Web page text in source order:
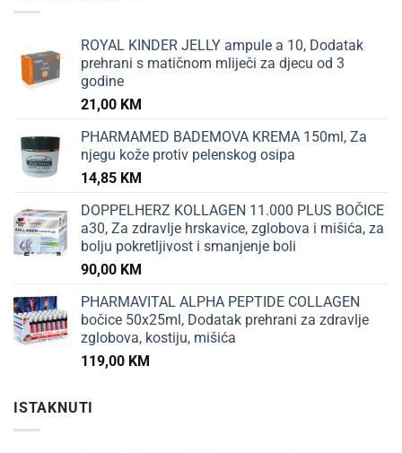
ROYAL KINDER JELLY ampule a 10, Dodatak
prehrani s matičnom mliječi za djecu od 3
godine
21,00 KM
PHARMAMED BADEMOVA KREMA 150ml, Za
njegu kože protiv pelenskog osipa
14,85 KM
DOPPELHERZ KOLLAGEN 11.000 PLUS BOČICE
a30, Za zdravlje hrskavice, zglobova i mišića, za
bolju pokretljivost i smanjenje boli
90,00 KM
PHARMAVITAL ALPHA PEPTIDE COLLAGEN
bočice 50x25ml, Dodatak prehrani za zdravlje
zglobova, kostiju, mišića
119,00 KM
ISTAKNUTI